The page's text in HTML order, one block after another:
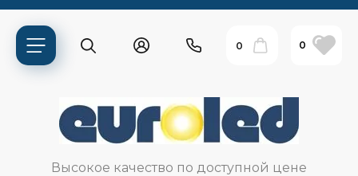
0 0
Высокое качество по доступной цене